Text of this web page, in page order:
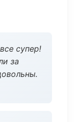
супер!
за